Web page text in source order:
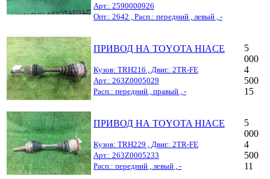
Арт.: 2590000926
Опт.: 2642 , Расп.: передний , левый , -
ПРИВОД НА TOYOTA HIACE
Кузов: TRH216 , Двиг.: 2TR-FE
Арт.: 263Z0005029
Расп.: передний , правый , -
5
000
4
500
15
ПРИВОД НА TOYOTA HIACE
Кузов: TRH229 , Двиг.: 2TR-FE
Арт.: 263Z0005233
Расп.: передний , левый , -
5
000
4
500
11